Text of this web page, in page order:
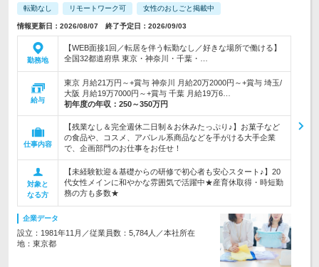
転勤なし リモートワーク可 女性のおしごと掲載中
情報更新日：2026/08/07 終了予定日：2026/09/03
勤務地
【WEB面接1回／転居を伴う転勤なし／好きな場所で働ける】
全国32都道府県 東京・神奈川・千葉・…
給与
東京 月給21万円～+賞与 神奈川 月給20万2000円～+賞与 埼玉/
大阪 月給19万7000円～+賞与 千葉 月給19万6…
初年度の年収： 250～350万円
仕事内容
【残業なし＆完全週休二日制＆お休みたっぷり♪】お菓子など
の食品や、コスメ、アパレル系商品などを手がける大手企業
で、企画部門のお仕事をお任せ！
対象と
なる方
【未経験歓迎＆基礎からの研修で初心者も安心スタート♪】20
代女性メインに和やかな雰囲気で活躍中★産育休取得・時短勤
務の方も多数★
企業データ
設立：1981年11月／従業員数：5,784人／本社所在
地：東京都